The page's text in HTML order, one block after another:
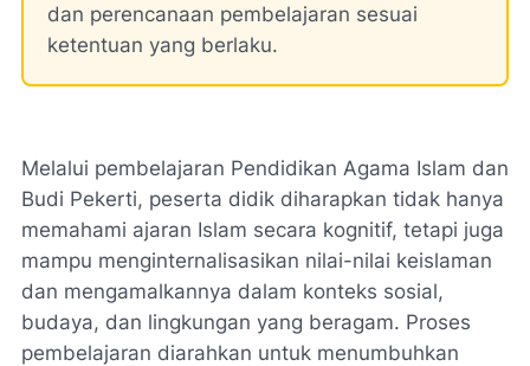
dan perencanaan pembelajaran sesuai
ketentuan yang berlaku.
Melalui pembelajaran Pendidikan Agama Islam dan
Budi Pekerti, peserta didik diharapkan tidak hanya
memahami ajaran Islam secara kognitif, tetapi juga
mampu menginternalisasikan nilai-nilai keislaman
dan mengamalkannya dalam konteks sosial,
budaya, dan lingkungan yang beragam. Proses
pembelajaran diarahkan untuk menumbuhkan